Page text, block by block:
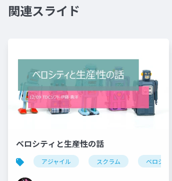
関連スライド
ベロシティと生産性の話
アジャイル スクラム ベロシティ